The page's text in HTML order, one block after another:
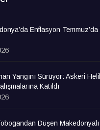
Enflasyon Temmuz’da
Yangını Sürüyor: Askeri
Katıldı
Düşen